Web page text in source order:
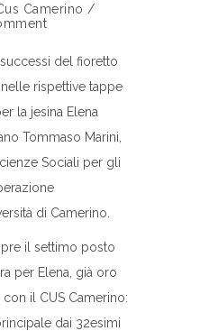
Camerino /
successi del fioretto
rispettive tappe
la jesina Elena
Tommaso Marini,
Sociali per gli
di Camerino.
il settimo posto
per Elena, già oro
con il CUS Camerino:
dai 32esimi